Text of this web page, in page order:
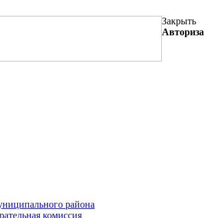
Закрыть
района
комиссия